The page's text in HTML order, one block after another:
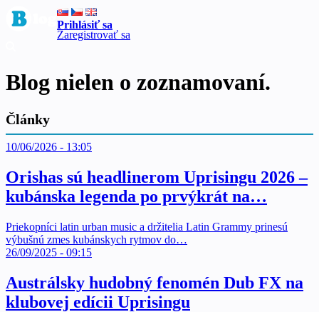
Prihlásiť sa
Zaregistrovať sa
Blog nielen o zoznamovaní.
Články
10/06/2026 - 13:05
Orishas sú headlinerom Uprisingu 2026 –
kubánska legenda po prvýkrát na…
Priekopníci latin urban music a držitelia Latin Grammy prinesú
výbušnú zmes kubánskych rytmov do…
26/09/2025 - 09:15
Austrálsky hudobný fenomén Dub FX na
klubovej edícii Uprisingu